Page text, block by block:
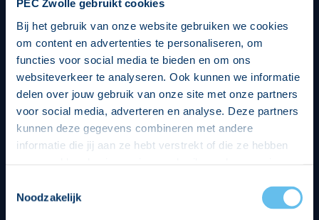
PEC Zwolle gebruikt cookies
Bij het gebruik van onze website gebruiken we cookies
om content en advertenties te personaliseren, om
functies voor social media te bieden en om ons
websiteverkeer te analyseren. Ook kunnen we informatie
delen over jouw gebruik van onze site met onze partners
voor social media, adverteren en analyse. Deze partners
kunnen deze gegevens combineren met andere
informatie die jij aan ze hebt verstrekt of die ze hebben
op een veilige en integere wijze. Je kunt je toestemming
beheren op de privacy- en cookieverklaring pagina.
Noodzakelijk